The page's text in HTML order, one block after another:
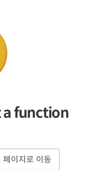
a function
페이지로 이동